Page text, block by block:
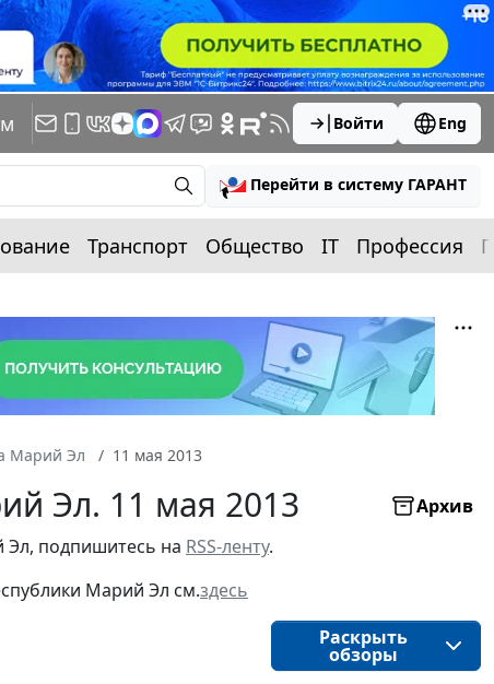
Войти Eng
Перейти в систему ГАРАНТ
Транспорт Общество IT Профессия
Марий Эл 11 мая 2013
Эл. 11 мая 2013
Архив
Эл, подпишитесь на RSS-ленту.
Марий Эл см.здесь
Раскрыть
обзоры